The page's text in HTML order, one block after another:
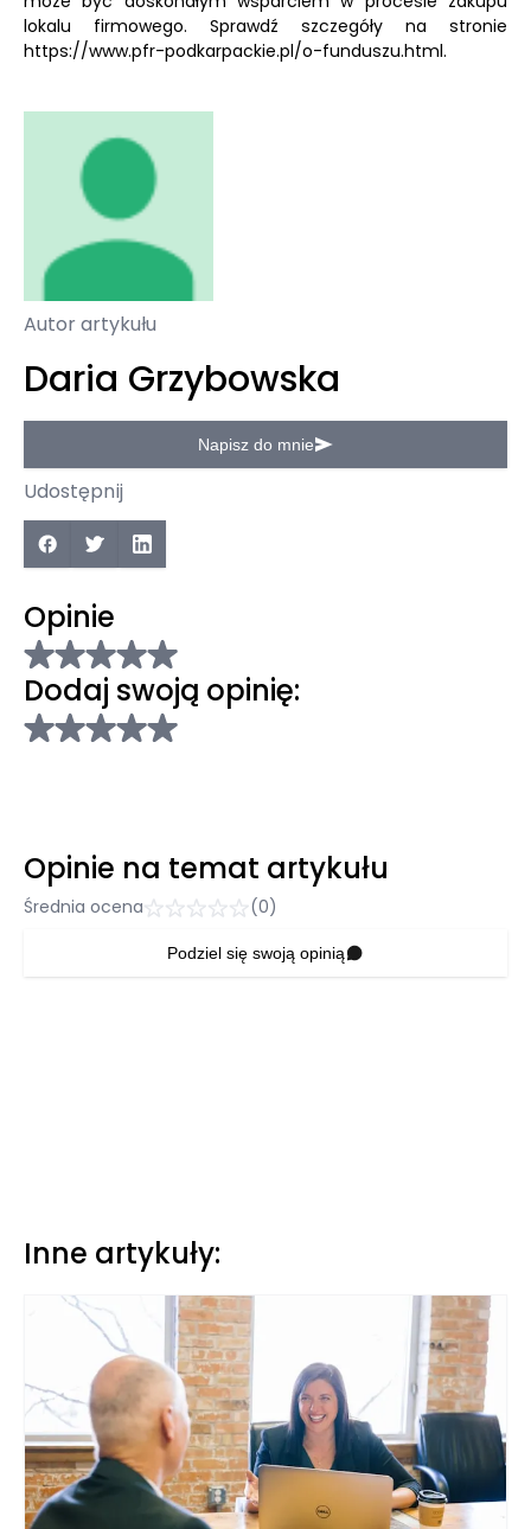
lokalu firmowego. Sprawdź szczegóły na stronie
https://www.pfr-podkarpackie.pl/o-funduszu.html.
Autor artykułu
Daria Grzybowska
Napisz do mnie
Udostępnij
Opinie
Dodaj swoją opinię:
Opinie na temat artykułu
Średnia ocena (0)
Podziel się swoją opinią
Inne artykuły: